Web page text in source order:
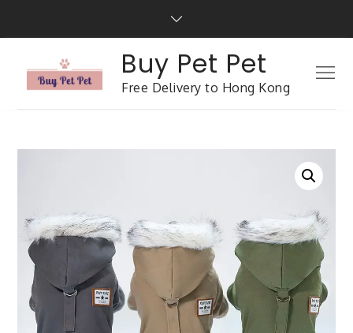
Buy Pet Pet
Free Delivery to Hong Kong